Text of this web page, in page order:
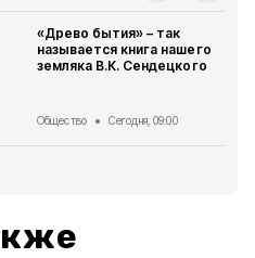
«Древо бытия» – так
называется книга нашего
земляка В.К. Сендецкого
Общество Сегодня, 09:00